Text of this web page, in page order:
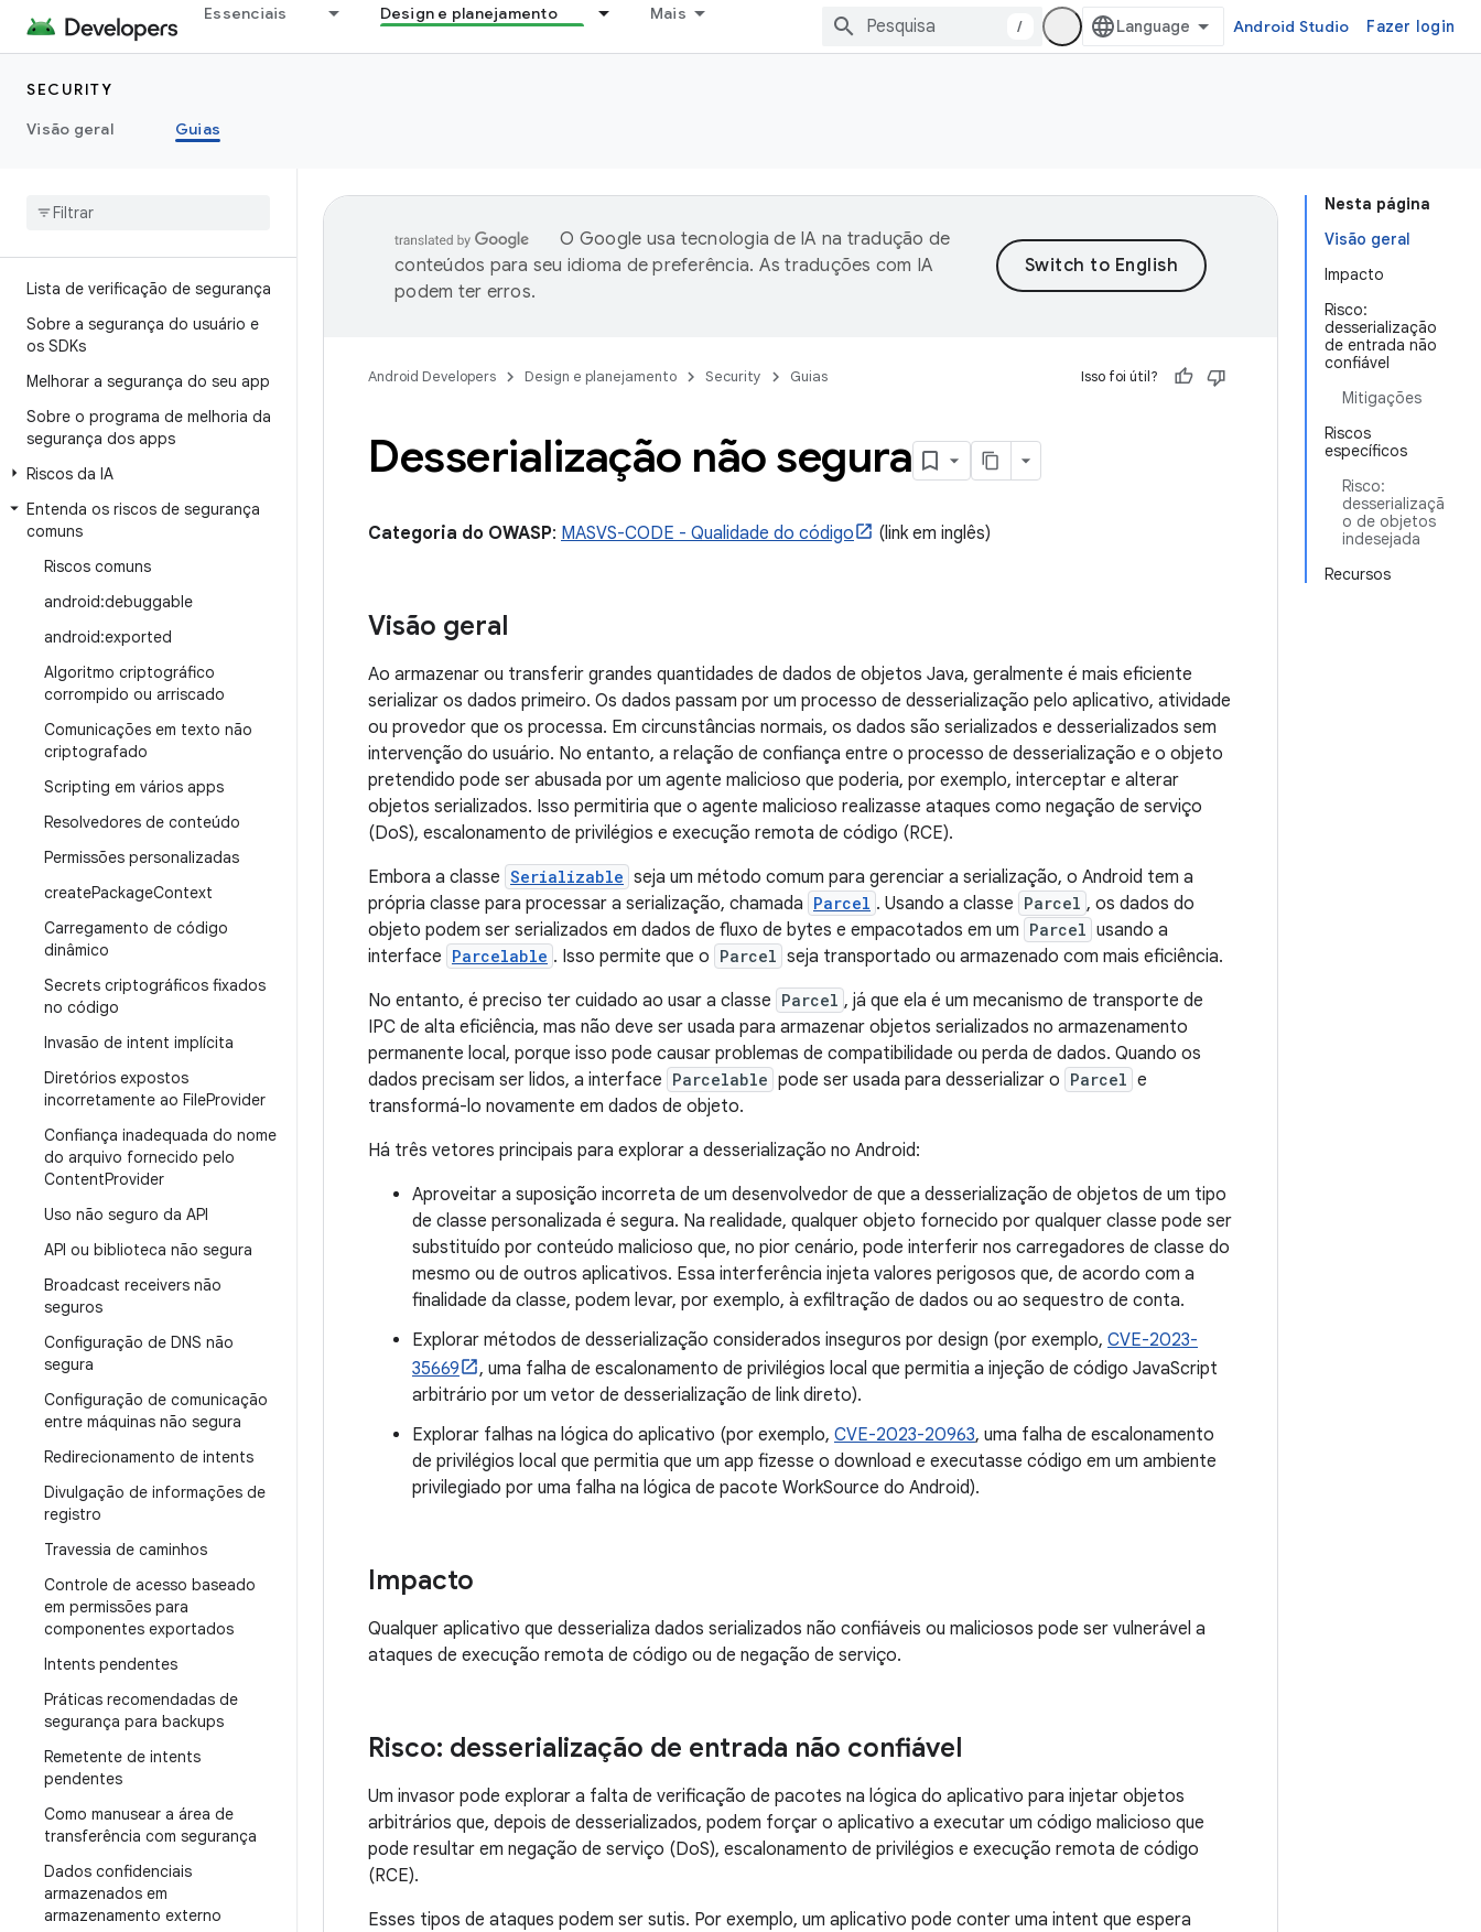
Essenciais Design e planejamento Mais
/ Android Studio Fazer login
SECURITY
Visão geral
Guias
Lista de verificação de segurança
Sobre a segurança do usuário e
os SDKs
Melhorar a segurança do seu app
Sobre o programa de melhoria da
segurança dos apps
Riscos da IA
Entenda os riscos de segurança
comuns
Riscos comuns
android:debuggable
android:exported
Algoritmo criptográfico
corrompido ou arriscado
Comunicações em texto não
criptografado
Scripting em vários apps
Resolvedores de conteúdo
Permissões personalizadas
createPackageContext
Carregamento de código
dinâmico
Secrets criptográficos fixados
no código
Invasão de intent implícita
Diretórios expostos
incorretamente ao FileProvider
Confiança inadequada do nome
do arquivo fornecido pelo
ContentProvider
Uso não seguro da API
API ou biblioteca não segura
Broadcast receivers não
seguros
Configuração de DNS não
segura
Configuração de comunicação
entre máquinas não segura
Redirecionamento de intents
Divulgação de informações de
registro
Travessia de caminhos
Controle de acesso baseado
em permissões para
componentes exportados
Intents pendentes
Práticas recomendadas de
segurança para backups
Remetente de intents
pendentes
Como manusear a área de
transferência com segurança
Dados confidenciais
armazenados em
armazenamento externo
Nesta página
Visão geral
Impacto
Risco:
desserialização
de entrada não
confiável
Mitigações
Riscos
específicos
Risco:
desserializaçã
o de objetos
indesejada
Recursos
O Google usa tecnologia de IA na tradução de
conteúdos para seu idioma de preferência. As traduções com IA
podem ter erros.
Android Developers Design e planejamento Security Guias Isso foi útil?
Desserialização não segura
Categoria do OWASP: MASVS-CODE - Qualidade do código (link em inglês)
Visão geral
Ao armazenar ou transferir grandes quantidades de dados de objetos Java, geralmente é mais eficiente
serializar os dados primeiro. Os dados passam por um processo de desserialização pelo aplicativo, atividade
ou provedor que os processa. Em circunstâncias normais, os dados são serializados e desserializados sem
intervenção do usuário. No entanto, a relação de confiança entre o processo de desserialização e o objeto
pretendido pode ser abusada por um agente malicioso que poderia, por exemplo, interceptar e alterar
objetos serializados. Isso permitiria que o agente malicioso realizasse ataques como negação de serviço
(DoS), escalonamento de privilégios e execução remota de código (RCE).
Embora a classe Serializable seja um método comum para gerenciar a serialização, o Android tem a
própria classe para processar a serialização, chamada Parcel . Usando a classe Parcel , os dados do
objeto podem ser serializados em dados de fluxo de bytes e empacotados em um Parcel usando a
interface Parcelable . Isso permite que o Parcel seja transportado ou armazenado com mais eficiência.
No entanto, é preciso ter cuidado ao usar a classe Parcel , já que ela é um mecanismo de transporte de
IPC de alta eficiência, mas não deve ser usada para armazenar objetos serializados no armazenamento
permanente local, porque isso pode causar problemas de compatibilidade ou perda de dados. Quando os
dados precisam ser lidos, a interface Parcelable pode ser usada para desserializar o Parcel e
transformá-lo novamente em dados de objeto.
Há três vetores principais para explorar a desserialização no Android:
Aproveitar a suposição incorreta de um desenvolvedor de que a desserialização de objetos de um tipo
de classe personalizada é segura. Na realidade, qualquer objeto fornecido por qualquer classe pode ser
substituído por conteúdo malicioso que, no pior cenário, pode interferir nos carregadores de classe do
mesmo ou de outros aplicativos. Essa interferência injeta valores perigosos que, de acordo com a
finalidade da classe, podem levar, por exemplo, à exfiltração de dados ou ao sequestro de conta.
Explorar métodos de desserialização considerados inseguros por design (por exemplo, CVE-2023-
35669
, uma falha de escalonamento de privilégios local que permitia a injeção de código JavaScript
arbitrário por um vetor de desserialização de link direto).
Explorar falhas na lógica do aplicativo (por exemplo, CVE-2023-20963, uma falha de escalonamento
de privilégios local que permitia que um app fizesse o download e executasse código em um ambiente
privilegiado por uma falha na lógica de pacote WorkSource do Android).
Impacto
Qualquer aplicativo que desserializa dados serializados não confiáveis ou maliciosos pode ser vulnerável a
ataques de execução remota de código ou de negação de serviço.
Risco: desserialização de entrada não confiável
Um invasor pode explorar a falta de verificação de pacotes na lógica do aplicativo para injetar objetos
arbitrários que, depois de desserializados, podem forçar o aplicativo a executar um código malicioso que
pode resultar em negação de serviço (DoS), escalonamento de privilégios e execução remota de código
(RCE).
Esses tipos de ataques podem ser sutis. Por exemplo, um aplicativo pode conter uma intent que espera